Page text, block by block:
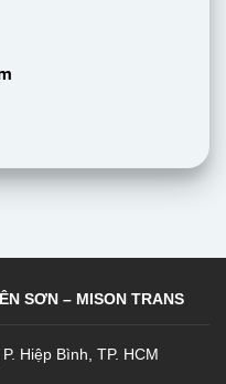
SƠN – MISON TRANS
Hiệp Bình, TP. HCM